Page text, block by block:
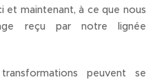
maintenant, à ce que nous
reçu par notre lignée
peuvent se